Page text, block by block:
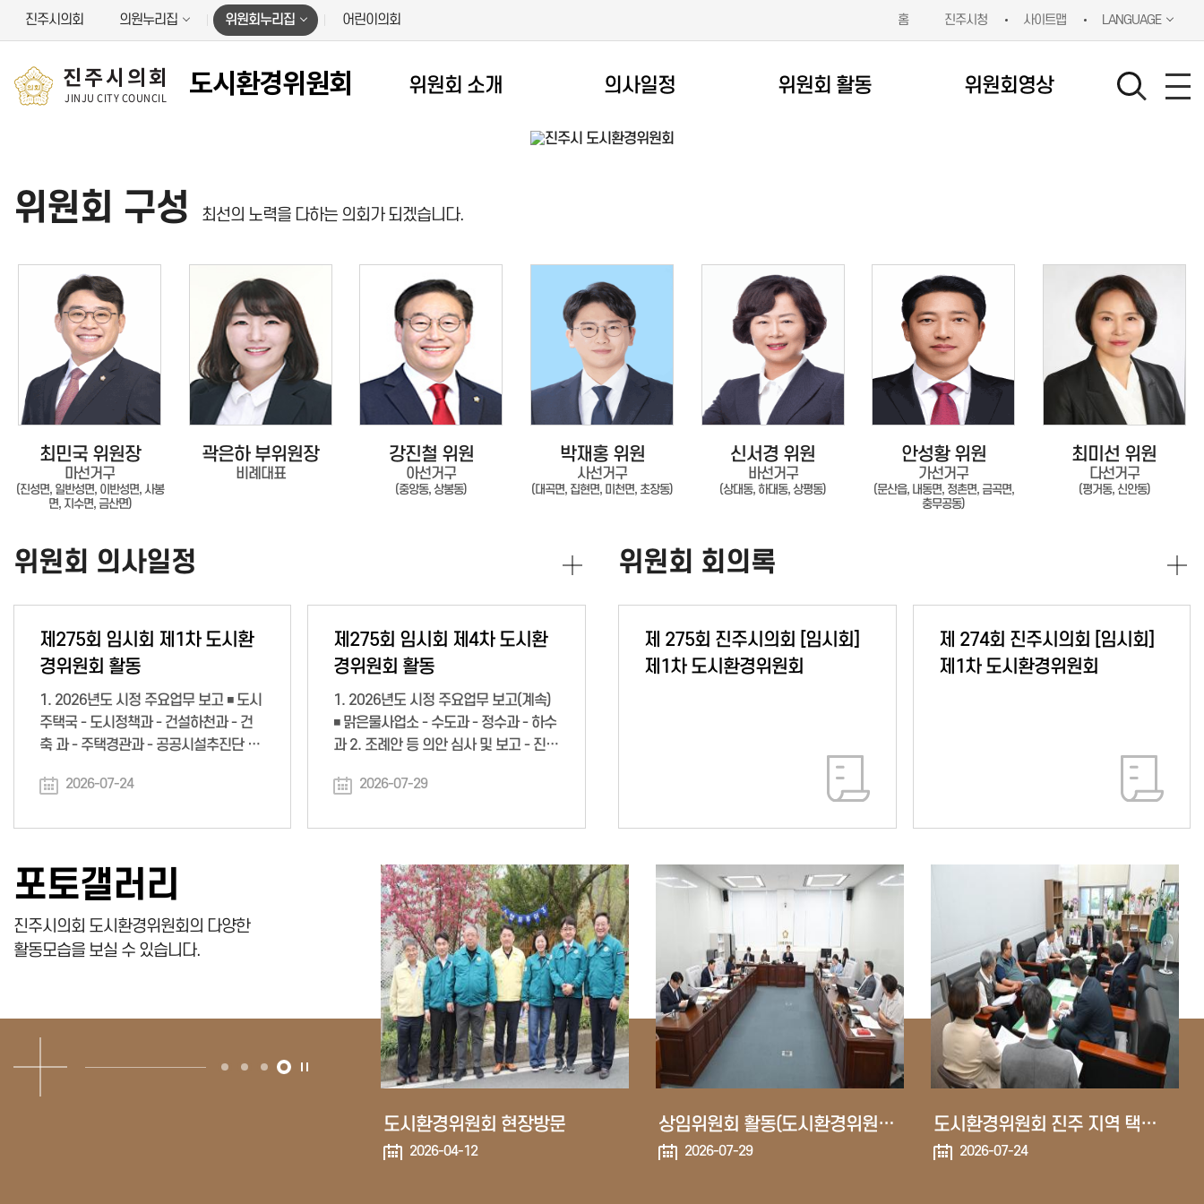
진주시의회 의원누리집 위원회누리집 어린이의회 홈 진주시청 사이트맵 LANGUAGE
진주시의회 도시환경위원회
JINJU CITY COUNCIL
위원회 소개 의사일정 위원회 활동 위원회영상
위원회 구성 최선의 노력을 다하는 의회가 되겠습니다.
최민국 위원장
마선거구
(진성면, 일반성면, 이반성면, 사봉
면, 지수면, 금산면)
곽은하 부위원장
비례대표
강진철 위원
아선거구
(중앙동, 상봉동)
박재홍 위원
사선거구
(대곡면, 집현면, 미천면, 초장동)
신서경 위원
바선거구
(상대동, 하대동, 상평동)
안성황 위원
가선거구
(문산읍, 내동면, 정촌면, 금곡면,
충무공동)
최미선 위원
다선거구
(평거동, 신안동)
위원회 의사일정
제275회 임시회 제1차 도시환
경위원회 활동
1. 2026년도 시정 주요업무 보고 ◾ 도시
주택국 - 도시정책과 - 건설하천과 - 건
축 과 - 주택경관과 - 공공시설추진단 2.
건
2026-07-24
제275회 임시회 제4차 도시환
경위원회 활동
1. 2026년도 시정 주요업무 보고(계속)
◾ 맑은물사업소 - 수도과 - 정수과 - 하수
과 2. 조례안 등 의안 심사 및 보고 - 진주
2026-07-29
위원회 회의록
제 275회 진주시의회 [임시회]
제1차 도시환경위원회
제 274회 진주시의회 [임시회]
제1차 도시환경위원회
포토갤러리
진주시의회 도시환경위원회의 다양한
활동모습을 보실 수 있습니다.
도시환경위원회 현장방문
2026-04-12
상임위원회 활동(도시환경위원회)
2026-07-29
도시환경위원회 진주 지역 택시 연합회 간담회
2026-07-24